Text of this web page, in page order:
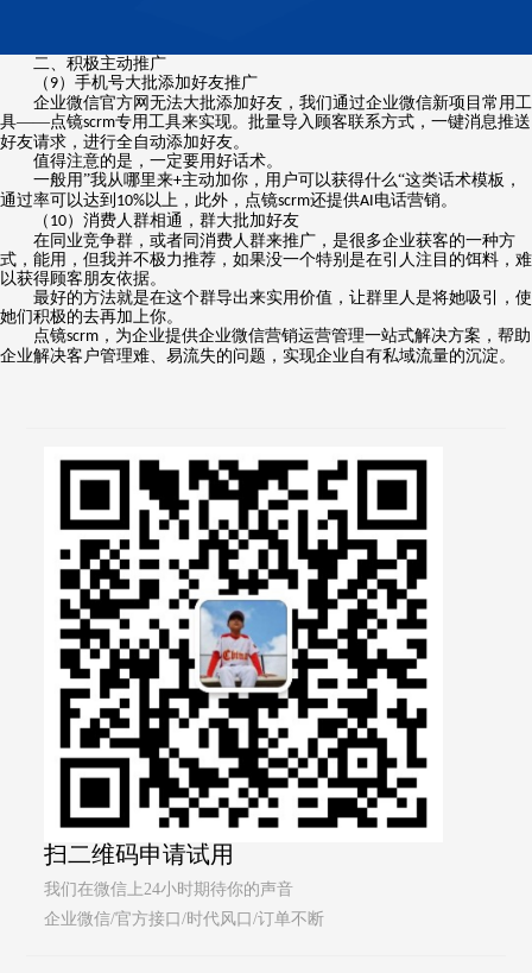
二、积极主动推广
（ 9）手机号大批添加好友推广
企业微信官方网无法大批添加好友，我们通过企业微信新项目常用工
具——点镜scrm专用工具来实现。批量导入顾客联系方式，一键消息推送
好友请求，进行全自动添加好友。
值得注意的是，一定要用好话术。
一般用”我从哪里来+主动加你，用户可以获得什么“这类话术模板，
通过率可以达到 10%以上，此外，点镜scrm还提供AI电话营销。
（ 10）消费人群相通，群大批加好友
在同业竞争群，或者同消费人群来推广 ，是很多企业获客的一种方
式，能用，但我并不极力推荐，如果没一个特别是在引人注目的饵料，难
以获得顾客朋友依据。
最好的方法就是在这个群导出来实用价值，让群里人是将她吸引，使
她们积极的去再加上你。
点镜scrm ，为企业提供企业微信营销运营管理一站式解决方案，帮助
企业解决客户管理难、易流失的问题，实现企业自有私域流量的沉淀。
扫二维码申请试用
我们在微信上24小时期待你的声音
企业微信/官方接口/时代风口/订单不断